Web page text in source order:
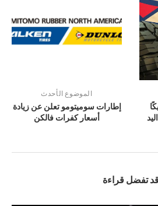
الموضوع الأحدث
إطارات سوميتومو تعلن عن زيادة
أسعار كفرات فالكن
تفضل قراءة